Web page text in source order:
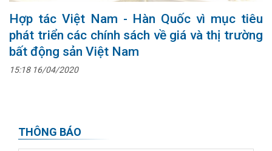
Hợp tác Việt Nam - Hàn Quốc vì mục tiêu
phát triển các chính sách về giá và thị trường
bất động sản Việt Nam
15:18 16/04/2020
THÔNG BÁO